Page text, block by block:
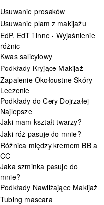
Usuwanie prosaków
Usuwanie plam z makijażu
EdP, EdT i inne - Wyjaśnienie
różnic
Kwas salicylowy
Podkłady Kryjące Makijaż
Zapalenie Okołoustne Skóry
Leczenie
Podkłady do Cery Dojrzałej
Najlepsze
Jaki mam kształt twarzy?
Jaki róż pasuje do mnie?
Różnica między kremem BB a
CC
Jaka szminka pasuje do
mnie?
Podkłady Nawilżające Makijaż
Tubing mascara